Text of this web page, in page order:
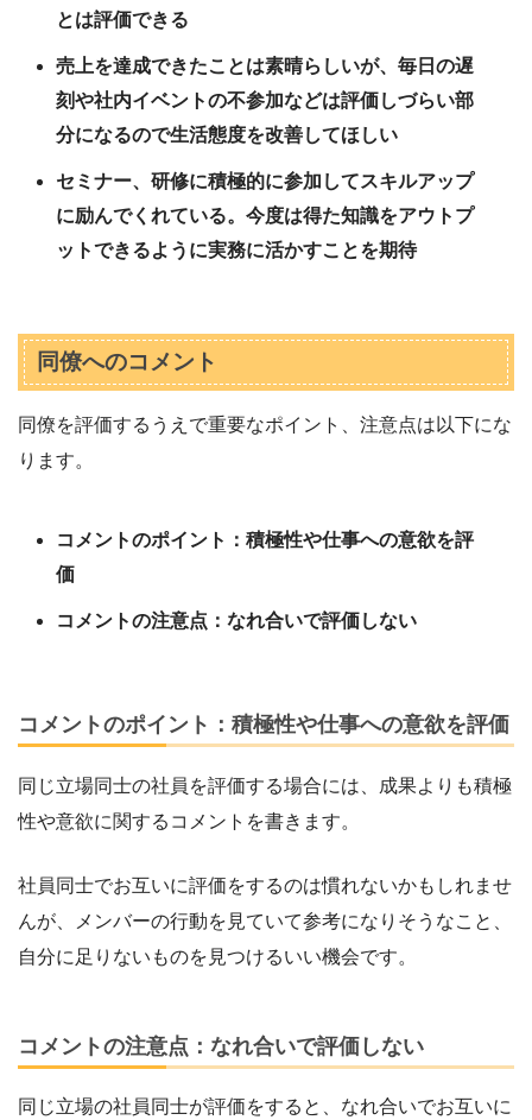
とは評価できる
売上を達成できたことは素晴らしいが、毎日の遅
刻や社内イベントの不参加などは評価しづらい部
分になるので生活態度を改善してほしい
セミナー、研修に積極的に参加してスキルアップ
に励んでくれている。今度は得た知識をアウトプ
ットできるように実務に活かすことを期待
同僚へのコメント
同僚を評価するうえで重要なポイント、注意点は以下にな
ります。
コメントのポイント：積極性や仕事への意欲を評
価
コメントの注意点：なれ合いで評価しない
コメントのポイント：積極性や仕事への意欲を評価
同じ立場同士の社員を評価する場合には、成果よりも積極
性や意欲に関するコメントを書きます。
社員同士でお互いに評価をするのは慣れないかもしれませ
んが、メンバーの行動を見ていて参考になりそうなこと、
自分に足りないものを見つけるいい機会です。
コメントの注意点：なれ合いで評価しない
同じ立場の社員同士が評価をすると、なれ合いでお互いに